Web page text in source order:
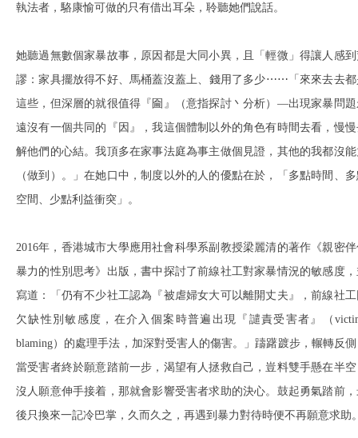
執法者，駱康愉可做的只有借出耳朵，聆聽她們說話。
她聽過無數個家暴故事，原因都是大同小異，且「輕微」得讓人感
謬：家具擺放得不好、馬桶蓋沒蓋上、錢用了多少⋯⋯「來來去去都
這些，但深層的就很值得『圇』（意指探討丶分析）—出現家暴問題
遠沒有一個共同的『因』，我這個體制以外的角色有時間去看，慢
解他們的心結。我頂多在家事法庭為事主做個見證，其他的我都沒
（做到）。」在她口中，制度以外的人的優點在於，「多點時間、
空間、少點利益衝突」。
2016年，香港城市大學應用社會科學系副教授梁麗清的著作《親密
暴力的性別思考》出版，書中探討了前線社工對家暴情況的敏感度
寫道：「仍有不少社工認為『被虐婦女大可以離開丈夫』，前線社
欠缺性別敏感度，在介入個案時普遍出現『譴責受害者』（
blaming）的處理手法，加深對受害人的傷害。」躊躇踱步，輾轉反
當受害者終於願意踏前一步，渴望有人拯救自己，豈料雙手懸在半
沒人願意伸手接着，那就會影響受害者求助的決心。鼓起勇氣踏前
後只換來一記冷巴掌，久而久之，再遇到暴力對待時便不再願意求助